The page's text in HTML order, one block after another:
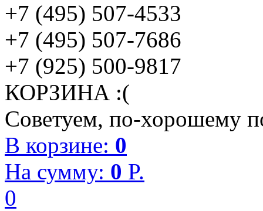
+7 (495) 507-4533
+7 (495) 507-7686
+7 (925) 500-9817
КОРЗИНА :(
Советуем, по-хорошему
В корзине: 0
На сумму: 0 P.
0